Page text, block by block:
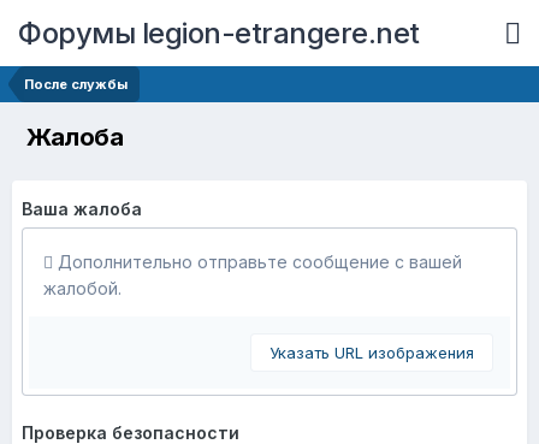
Форумы legion-etrangere.net
После службы
Жалоба
Ваша жалоба
Дополнительно отправьте сообщение с вашей
жалобой.
Указать URL изображения
Проверка безопасности